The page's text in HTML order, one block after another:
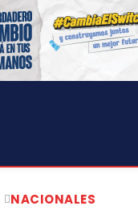
NACIONALES